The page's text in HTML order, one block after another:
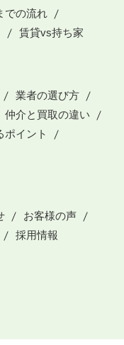
での流れ
賃貸vs持ち家
業者の選び方
仲介と買取の違い
ポイント
お客様の声
採用情報